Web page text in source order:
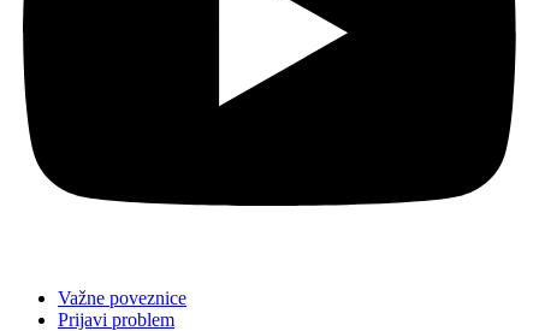
Važne poveznice
Prijavi problem